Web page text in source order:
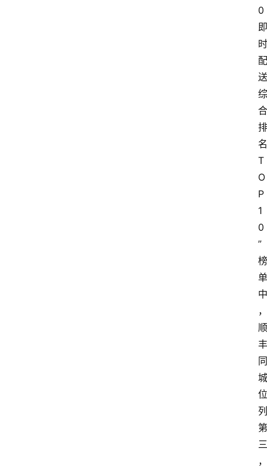
0
即
时
配
送
综
合
排
名
T
O
P
1
0
”
榜
单
中
，
顺
丰
同
城
位
列
第
三
，